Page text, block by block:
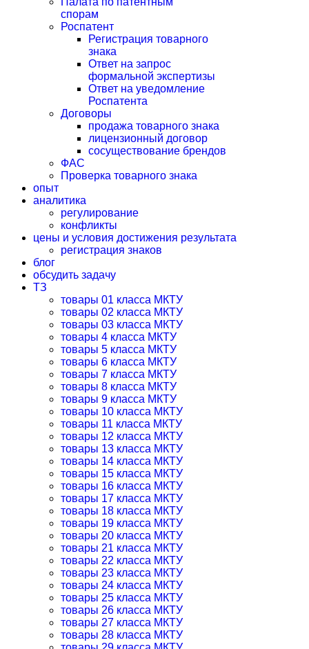
спорам
Роспатент
Регистрация товарного
знака
Ответ на запрос
формальной экспертизы
Ответ на уведомление
Роспатента
Договоры
продажа товарного знака
лицензионный договор
сосуществование брендов
ФАС
Проверка товарного знака
опыт
аналитика
регулирование
конфликты
цены и условия достижения результата
регистрация знаков
блог
обсудить задачу
ТЗ
товары 01 класса МКТУ
товары 02 класса МКТУ
товары 03 класса МКТУ
товары 4 класса МКТУ
товары 5 класса МКТУ
товары 6 класса МКТУ
товары 7 класса МКТУ
товары 8 класса МКТУ
товары 9 класса МКТУ
товары 10 класса МКТУ
товары 11 класса МКТУ
товары 12 класса МКТУ
товары 13 класса МКТУ
товары 14 класса МКТУ
товары 15 класса МКТУ
товары 16 класса МКТУ
товары 17 класса МКТУ
товары 18 класса МКТУ
товары 19 класса МКТУ
товары 20 класса МКТУ
товары 21 класса МКТУ
товары 22 класса МКТУ
товары 23 класса МКТУ
товары 24 класса МКТУ
товары 25 класса МКТУ
товары 26 класса МКТУ
товары 27 класса МКТУ
товары 28 класса МКТУ